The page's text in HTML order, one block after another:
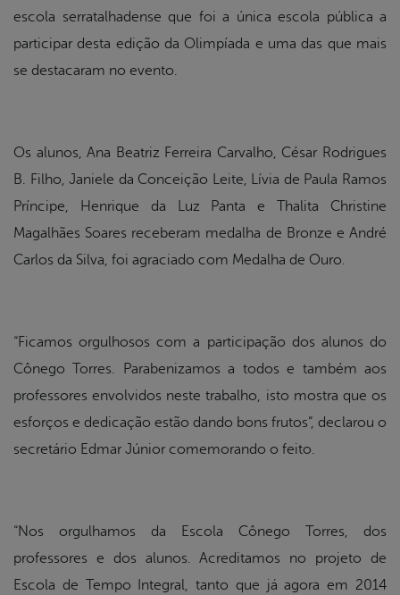
escola serratalhadense que foi a única escola pública a
participar desta edição da Olimpíada e uma das que mais
se destacaram no evento.
Os alunos, Ana Beatriz Ferreira Carvalho, César Rodrigues
B. Filho, Janiele da Conceição Leite, Lívia de Paula Ramos
Príncipe, Henrique da Luz Panta e Thalita Christine
Magalhães Soares receberam medalha de Bronze e André
Carlos da Silva, foi agraciado com Medalha de Ouro.
“Ficamos orgulhosos com a participação dos alunos do
Cônego Torres. Parabenizamos a todos e também aos
professores envolvidos neste trabalho, isto mostra que os
esforços e dedicação estão dando bons frutos”, declarou o
secretário Edmar Júnior comemorando o feito.
“Nos orgulhamos da Escola Cônego Torres, dos
professores e dos alunos. Acreditamos no projeto de
Escola de Tempo Integral, tanto que já agora em 2014